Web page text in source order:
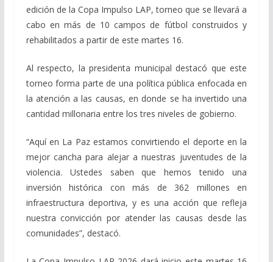
edición de la Copa Impulso LAP, torneo que se llevará a
cabo en más de 10 campos de fútbol construidos y
rehabilitados a partir de este martes 16.
Al respecto, la presidenta municipal destacó que este
torneo forma parte de una política pública enfocada en
la atención a las causas, en donde se ha invertido una
cantidad millonaria entre los tres niveles de gobierno.
“Aquí en La Paz estamos convirtiendo el deporte en la
mejor cancha para alejar a nuestras juventudes de la
violencia. Ustedes saben que hemos tenido una
inversión histórica con más de 362 millones en
infraestructura deportiva, y es una acción que refleja
nuestra convicción por atender las causas desde las
comunidades”, destacó.